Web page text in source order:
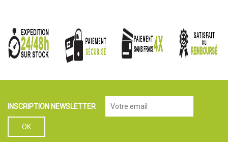
INSCRIPTION NEWSLETTER